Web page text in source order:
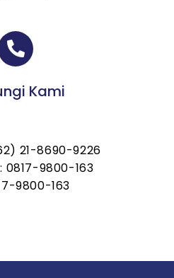
Kami
21-8690-9226
0817-9800-163
9800-163